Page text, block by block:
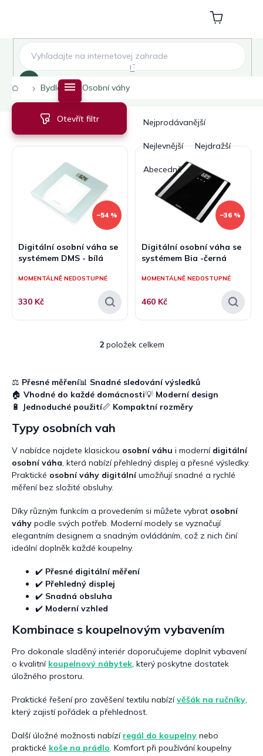
Nákupní
košík
DomůBydlení Osobní váhy
a
e
k
ů
Nejprodávanější
Nejlevnější Nejdražší
Abecedně
Otevřít filtr
V
p
i
–54 %
Digitální osobní váha se
systémem DMS - bílá
MOMENTÁLNĚ NEDOSTUPNÉ
330 Kč
–36 %
Digitální osobní váha se
systémem Bia -černá
MOMENTÁLNĚ NEDOSTUPNÉ
460 Kč
O
á
d
a
r
v
k
ý
p
i
s
u
2položek celkem
⚖️ Přesné měření📊 Snadné sledování výsledků
🏠 Vhodné do každé domácnosti💡 Moderní design
🔋
Jednoduché použití📏 Kompaktní rozměry
Typy osobních vah
V nabídce najdete klasickou osobní váhu i moderní digitální
osobní váha, která nabízí přehledný displej a přesné výsledky.
Praktické osobní váhy digitálníumožňují snadné a rychlé
měření bez složité obsluhy.
Díky různým funkcím a provedením si můžete vybrat osobní
váhy podle svých potřeb. Moderní modely se vyznačují
elegantním designem a snadným ovládáním, což z nich činí
ideální doplněk každé koupelny.
✔️ Přesné digitální měření
✔️ Přehledný displej
✔️ Snadná obsluha
✔️ Moderní vzhled
Kombinace s koupelnovým vybavením
Pro dokonale sladěný interiér doporučujeme doplnit vybavení
o kvalitní koupelnový nábytek, který poskytne dostatek
úložného prostoru.
Praktické řešení pro zavěšení textilu nabízívěšák na ručníky,
který zajistí pořádek a přehlednost.
Další úložné možnosti nabízí regál do koupelny nebo
praktické koše na prádlo. Komfort při používání koupelny